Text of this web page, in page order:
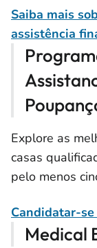
Saiba mais
assistência
Explore as
casas
pelo menos
Candidatar-
Medical